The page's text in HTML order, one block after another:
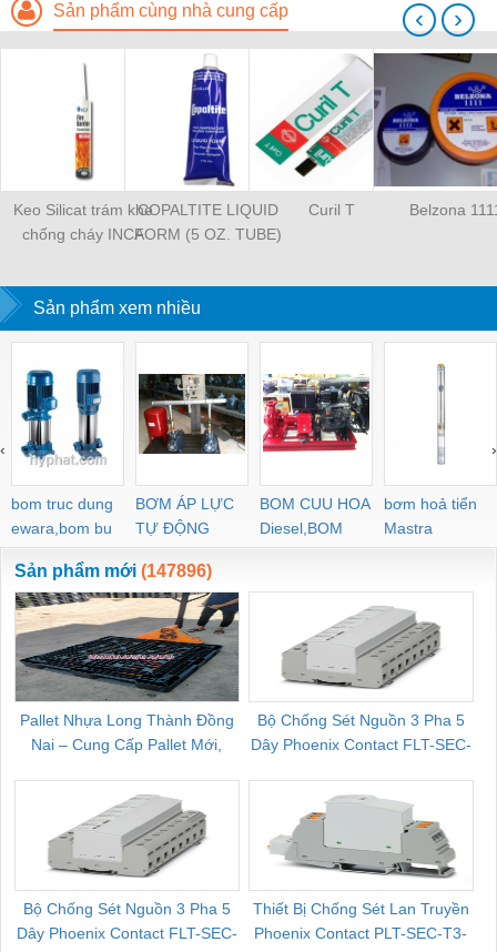
Sản phẩm cùng nhà cung cấp
Keo Silicat trám khe
chống cháy INCA
COPALTITE LIQUID
FORM (5 OZ. TUBE)
Curil T Belzona
‹ ›
Sản phẩm xem nhiều
bom truc dung
ewara,bom bu
ewara
BƠM ÁP LỰC
TỰ ĐỘNG
BOM CUU HOA
Diesel,BOM
CHUA CHAY
bơm hoả tiển
Mastra
‹ ›
Sản phẩm mới (147896)
Pallet Nhựa Long Thành Đồng
Nai – Cung Cấp Pallet Mới,
Bộ Chống Sét Nguồn 3 Pha 5
Dây Phoenix Contact FLT-SEC-
Bộ Chống Sét Nguồn 3 Pha 5
Dây Phoenix Contact FLT-SEC-
Thiết Bị Chống Sét Lan Truyền
Phoenix Contact PLT-SEC-T3-